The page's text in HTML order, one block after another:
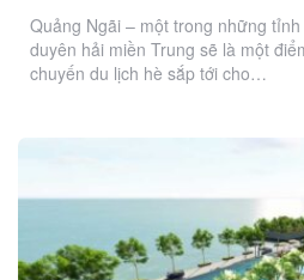
Quảng Ngãi – một trong những
duyên hải miền Trung sẽ là một
chuyến du lịch hè sắp tới cho…